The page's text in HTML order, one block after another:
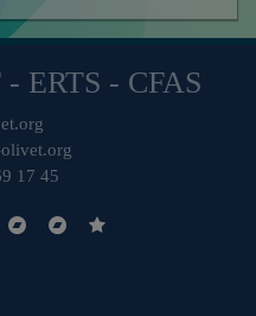
ERTS - CFAS
17 45
erts.olivet/
www.instagram.com/erts.officiel/
https://www.erts-olivet.org/
https://www.erts-olivet.org/
http://